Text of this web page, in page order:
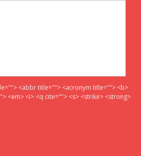
<abbr title=""> <acronym title=""> <b>
<em> <i> <q cite=""> <s> <strike> <strong>